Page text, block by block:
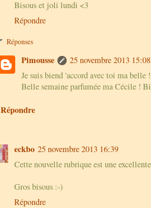
Bisous et joli lundi <3
Répondre
Réponses
Pimousse
25 novembre 2013 15:08
Je suis biend 'accord avec toi ma belle !
Belle semaine parfumée ma Cécile !
Répondre
eckbo 25 novembre 2013 16:39
Cette nouvelle rubrique est une
Gros bisous :-)
Répondre